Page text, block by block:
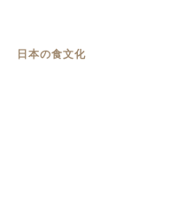
日本の食文化